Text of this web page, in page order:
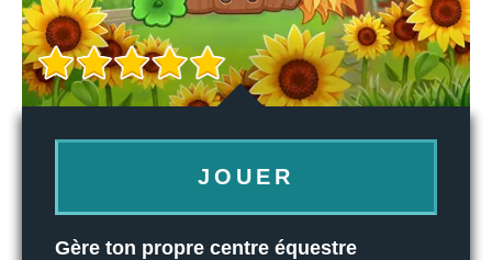
JOUER
Gère ton propre centre équestre